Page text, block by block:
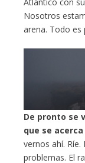
Atlántico con
Nosotros
arena. Todo es
De pronto se
que se
vernos ahí.
problemas. El